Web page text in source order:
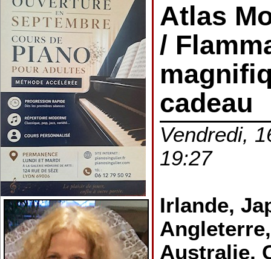
Atlas
/
cadeau
Vendredi,
19:27
Irlande,
Australie,